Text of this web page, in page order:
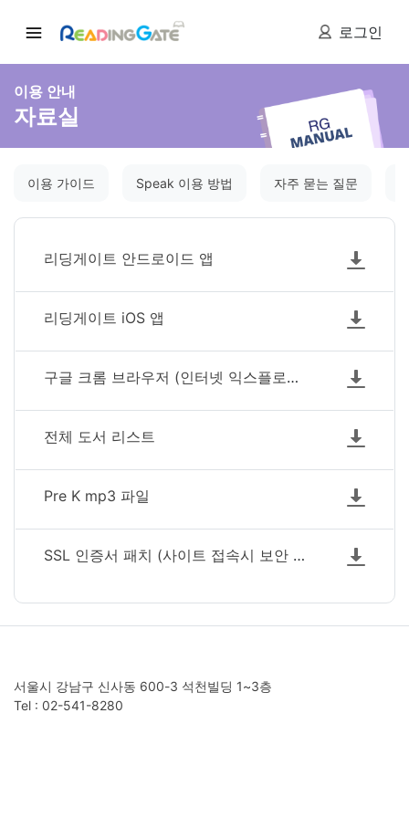
로그인
이용 안내
자료실
이용 가이드 Speak 이용 방법 자주 묻는 질문
리딩게이트 안드로이드 앱
리딩게이트 iOS 앱
구글 크롬 브라우저 (인터넷 익스플로러나 Mac용 Safari 브라우저에서 안될때 다운받아 사용하세요)
전체 도서 리스트
Pre K mp3 파일
SSL 인증서 패치 (사이트 접속시 보안 경고가 뜨면 설치하세요)
서울시 강남구 신사동 600-3 석천빌딩 1~3층
Tel : 02-541-8280